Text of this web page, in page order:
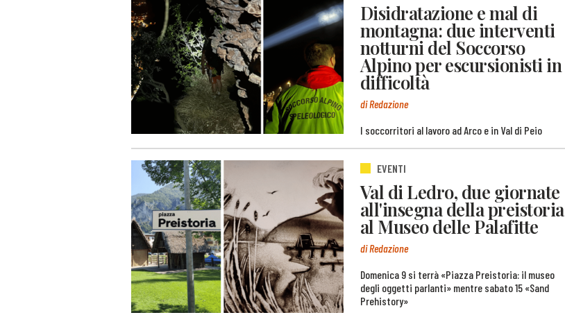
Disidratazione e mal di
montagna: due interventi
notturni del Soccorso
Alpino per escursionisti in
difficoltà
di Redazione
I soccorritori al lavoro ad Arco e in Val di Peio
EVENTI
Val di Ledro, due giornate
all'insegna della preistoria
al Museo delle Palafitte
di Redazione
Domenica 9 si terrà «Piazza Preistoria: il museo
degli oggetti parlanti» mentre sabato 15 «Sand
Prehistory»